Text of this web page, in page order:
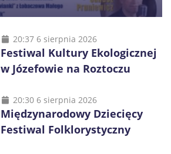
20:37 6 sierpnia 2026
Festiwal Kultury Ekologicznej
w Józefowie na Roztoczu
20:30 6 sierpnia 2026
Międzynarodowy Dziecięcy
Festiwal Folklorystyczny